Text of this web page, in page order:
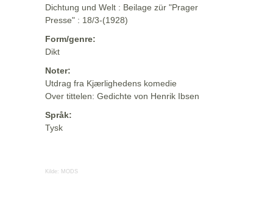
Dichtung und Welt : Beilage zür "Prager
Presse" : 18/3-(1928)
Form/genre:
Dikt
Noter:
Utdrag fra Kjærlighedens komedie
Over tittelen: Gedichte von Henrik Ibsen
Språk:
Tysk
Kilde: MODS